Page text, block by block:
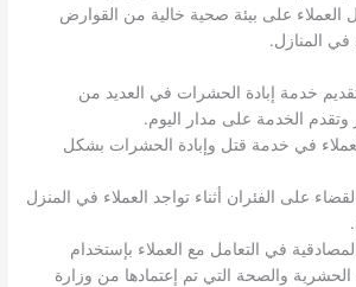
على بيئة صحية خالية من القوارض
في المنازل.
خدمة إبادة الحشرات في العديد من
الخدمة على مدار اليوم.
في خدمة قتل وإبادة الحشرات بشكل
على الفئران أثناء تواجد العملاء في المنزل
في التعامل مع العملاء بإستخدام
والصحة التي تم إعتمادها من وزارة